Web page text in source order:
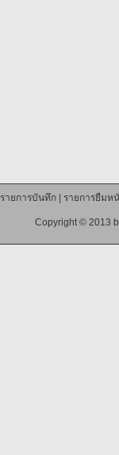
รายการบันทึก| รายการยืมห
Copyright © 2013